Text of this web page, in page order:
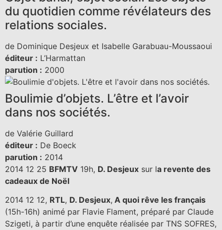
du quotidien comme révélateurs des
relations sociales.
de Dominique Desjeux et Isabelle Garabuau-Moussaoui
éditeur : L’Harmattan
parution : 2000
Boulimie d’objets. L’être et l’avoir
dans nos sociétés.
de Valérie Guillard
éditeur : De Boeck
parution : 2014
2014 12 25 BFMTV 19h, D. Desjeux sur la revente des
cadeaux de Noël
2014 12 12, RTL, D. Desjeux, A quoi rêve les français
(15h-16h) animé par Flavie Flament, préparé par Claude
Szigeti, à partir d’une enquête réalisée par TNS SOFRES,